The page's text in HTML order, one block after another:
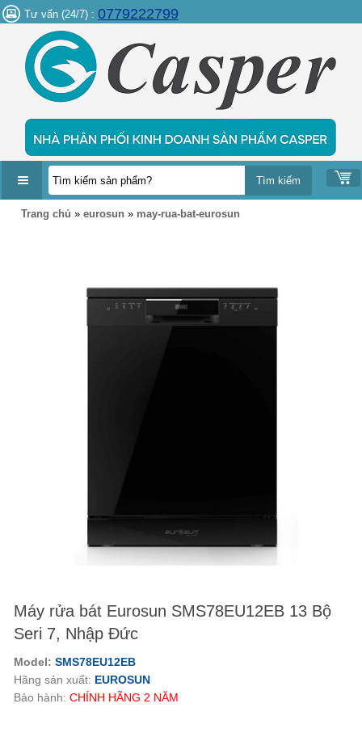
Tư vấn (24/7) : 0779222799
DANH
Trang chủ » eurosun » may-rua-bat-eurosun
Máy rửa bát Eurosun SMS78EU12EB 13 Bộ
Seri 7, Nhập Đức
Model: SMS78EU12EB
Hãng sản xuất: EUROSUN
Bảo hành: CHÍNH HÃNG 2 NĂM